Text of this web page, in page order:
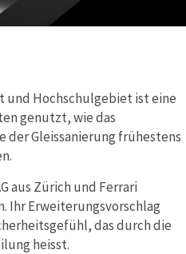
Hochschulgebiet ist eine
genutzt, wie das
Gleissanierung frühestens
aus Zürich und Ferrari
Ihr Erweiterungsvorschlag
das durch die
heisst.